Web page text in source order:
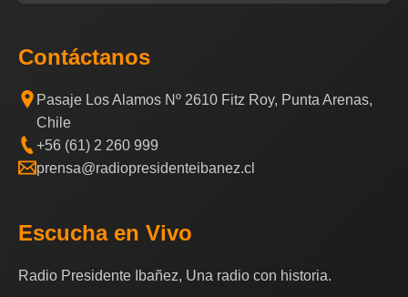
Contáctanos
Pasaje Los Alamos Nº 2610 Fitz Roy, Punta Arenas,
Chile
+56 (61) 2 260 999
prensa@radiopresidenteibanez.cl
Escucha en Vivo
Radio Presidente Ibañez, Una radio con historia.